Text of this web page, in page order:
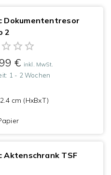
Dokumententresor
2
€ inkl. MwSt.
1 - 2 Wochen
cm (HxBxT)
Aktenschrank TSF